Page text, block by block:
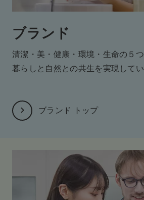
ブランド
清潔・美・健康・環境・生命の５つ
暮らしと自然との共生を実現してい
ブランド トップ